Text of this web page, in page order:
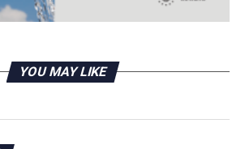
de coronavirus para hacer en
cambios en las medidas de
YOU MAY LIKE